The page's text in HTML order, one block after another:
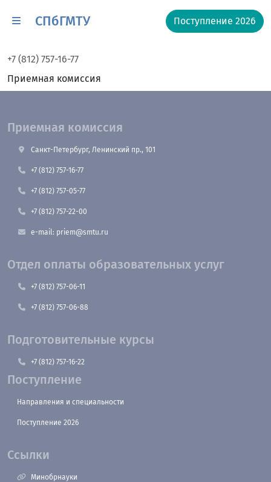
СПбГМТУ Поступление 2026
+7 (812) 757-16-77
Приемная комиссия
Приемная комиссия
Санкт-Петербург, Ленинский пр., 101
+7 (812) 757-16-77
+7 (812) 757-05-77
+7 (812) 757-22-00
e-mail: priem@smtu.ru
Отдел оплаты образовательных услуг
+7 (812) 757-06-11
+7 (812) 757-06-88
Подготовительные курсы
+7 (812) 757-16-22
Поступление
Направления и специальности
Поступление 2026
Ссылки
Минобрнауки